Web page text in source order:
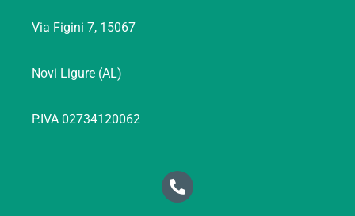
Via Figini 7, 15067
Novi Ligure (AL)
P.IVA 02734120062